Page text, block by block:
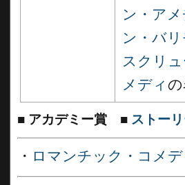
ン・ア
ン・バ
スクリ
メディ の
■ アカデミー賞 ■ ストー
・ ロマンチック・コメデ